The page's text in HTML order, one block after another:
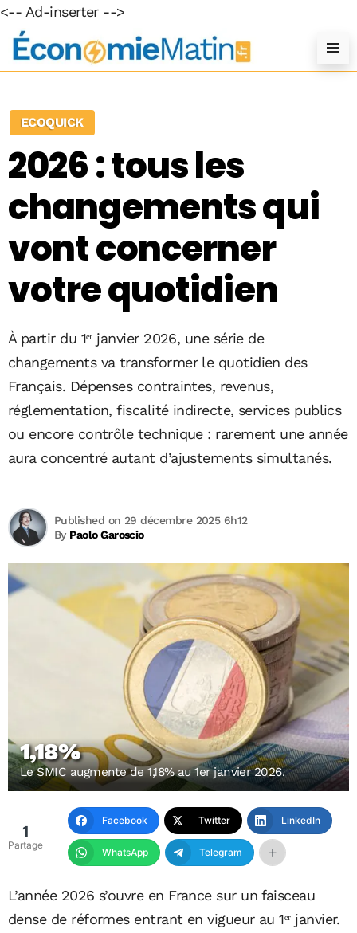
<-- Ad-inserter -->
ECOQUICK
2026 : tous les
changements qui
vont concerner
votre quotidien
À partir du 1ᵉʳ janvier 2026, une série de
changements va transformer le quotidien des
Français. Dépenses contraintes, revenus,
réglementation, fiscalité indirecte, services publics
ou encore contrôle technique : rarement une année
aura concentré autant d’ajustements simultanés.
By Paolo Garoscio
Published on 29 décembre 2025 6h12
1,18%
Le SMIC augmente de 1,18% au 1er janvier 2026.
1
Partage
Facebook Twitter LinkedIn
WhatsApp Telegram
L’année 2026 s’ouvre en France sur un faisceau
dense de réformes entrant en vigueur au 1ᵉʳ janvier.